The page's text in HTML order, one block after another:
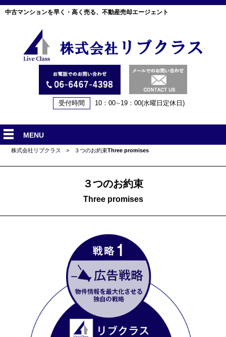
中古マンションを早く・高く売る、不動産売却エージェント
受付時間 10：00∼19：00(水曜日定休日)
MENU
株式会社リブクラス > ３つのお約束Three promises
３つのお約束
Three promises